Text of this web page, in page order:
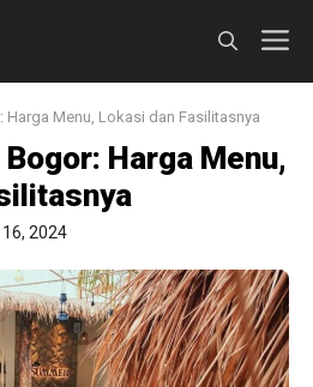
Harga Menu, Lokasi dan Fasilitasnya
Harga Menu,
2024